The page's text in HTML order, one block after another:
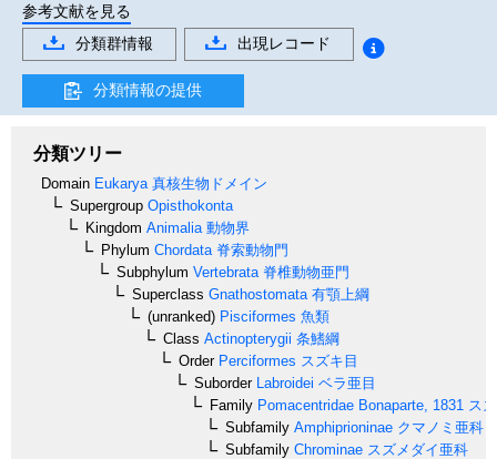
参考文献を見る
分類群情報
出現レコード
分類情報の提供
分類ツリー
Domain Eukarya 真核生物ドメイン
Supergroup Opisthokonta
Kingdom Animalia 動物界
Phylum Chordata 脊索動物門
Subphylum Vertebrata 脊椎動物亜門
Superclass Gnathostomata 有顎上綱
(unranked) Pisciformes 魚類
Class Actinopterygii 条鰭綱
OrderPerciformes スズキ目
SuborderLabroidei ベラ亜目
Family Pomacentridae Bonaparte, 1831 ス
Subfamily Amphiprioninae クマノミ亜科
Subfamily Chrominae スズメダイ亜科